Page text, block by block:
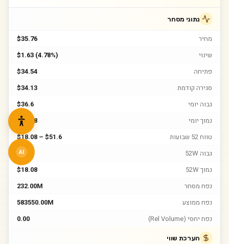
נתוני מסחר
מחיר
$35.76
שינוי
$1.63 (4.78%)
פתיחה
$34.54
סגירה קודמת
$34.13
גבוה יומי
$36.6
נמוך יומי
$34.48
טווח 52 שבועות
$18.08 – $51.6
גבוה 52W
$51.6
נמוך 52W
$18.08
נפח מסחר
232.00M
נפח ממוצע
583550.00M
נפח יחסי (Rel Volume)
0.00
הערכת שווי
AI